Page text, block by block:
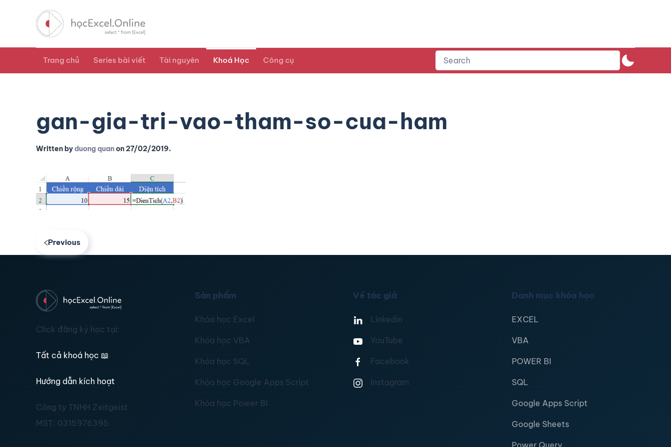
Trang chủ Series bài viết Tài nguyên Khoá Học Công cụ
gan-gia-tri-vao-tham-so-cua-ham
Written byduong quanon27/02/2019.
Previous
Click đăng ký học tại:
Tất cả khoá học 📖
Hướng dẫn kích hoạt
Công ty TNHH Zeitgeist
MST: 0315976395
Sản phẩm
Khóa học Excel
Khóa học VBA
Khóa học SQL
Khóa học Google Apps Script
Khóa học Power BI
Về tác giả
Linkedin
YouTube
Facebook
Instagram
Danh mục khóa học
EXCEL
VBA
POWER BI
SQL
Google Apps Script
Google Sheets